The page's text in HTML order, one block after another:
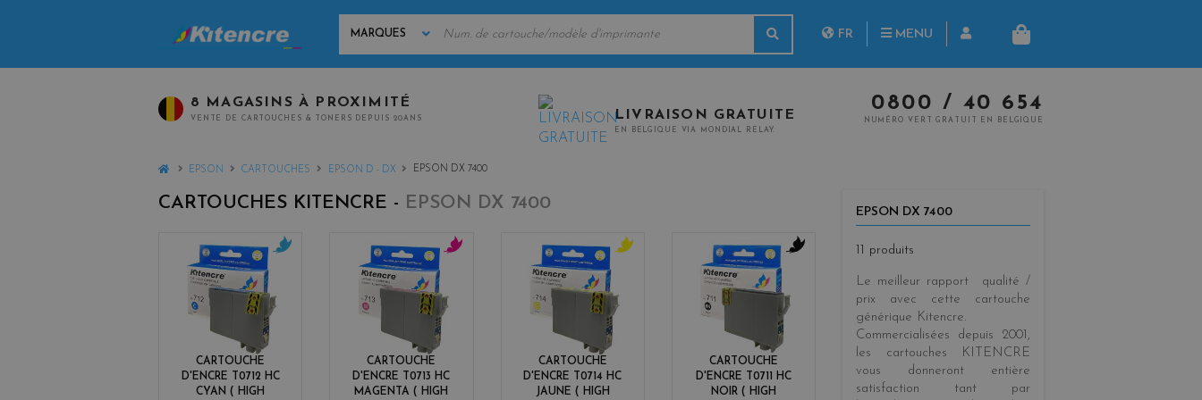
CLÉS
RechercheFR MENU
PANIER
8 MAGASINS À PROXIMITÉ
VENTE DE CARTOUCHES & TONERS DEPUIS 20ANS LIVRAISON GRATUITE
EN BELGIQUE VIA MONDIAL RELAY.
0800 / 40 654
NUMÉRO VERT GRATUIT EN BELGIQUE
HOMEEPSON CARTOUCHES EPSON D - DX EPSON DX 7400
CARTOUCHES KITENCRE - EPSON DX 7400
CARTOUCHE
D'ENCRE T0712 HC
CYAN ( HIGH
a
n
CARTOUCHE
D'ENCRE T0713 HC
MAGENTA ( HIGH
g
e
CARTOUCHE
D'ENCRE T0714 HC
JAUNE ( HIGH
l
l
CARTOUCHE
D'ENCRE T0711 HC
NOIR ( HIGH
a
c
EPSON DX 7400
11 produits
Le meilleur rapport qualité /
prix avec cette cartouche
générique Kitencre.
Commercialisées depuis 2001 ,
les cartouches KITENCRE
vous donneront entière
satisfaction tant par